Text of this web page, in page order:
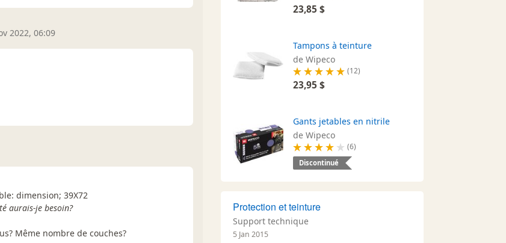
2022, 06:09
dimension; 39X72
aurais-je besoin?
Même nombre de couches?
23,85 $
Tampons à teinture
de Wipeco
(12)
23,95 $
Gants jetables en nitrile
de Wipeco
(6)
Discontinué
Protection et teinture
Support technique
5 Jan 2015